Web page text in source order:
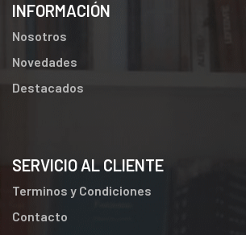
INFORMACIÓN
Nosotros
Novedades
Destacados
SERVICIO AL CLIENTE
Terminos y Condiciones
Contacto